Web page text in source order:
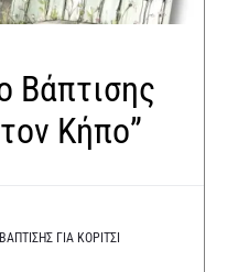
Βάπτισης
Κήπο”
ΓΙΑ ΚΟΡΊΤΣΙ